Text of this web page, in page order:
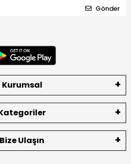
Gönder
Kurumsal
Bize Ulaşın